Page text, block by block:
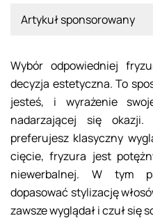
Artykuł sponsorowany
Wybór odpowiedniej
decyzja estetyczna. To
jesteś, i wyrażenie
nadarzającej się
preferujesz klasyczny
cięcie, fryzura jest
niewerbalnej. W tym
dopasować stylizację
zawsze wyglądał i czuł się